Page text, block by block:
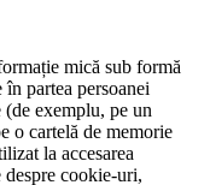
mică sub formă
partea persoanei
exemplu, pe un
o cartelă de memorie
la accesarea
cookie-uri,